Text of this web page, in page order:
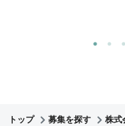
トップ 募集を探す 株式